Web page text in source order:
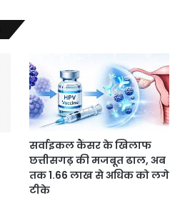
सर्वाइकल कैंसर के खिलाफ
छत्तीसगढ़ की मजबूत ढाल, अब
तक 1.66 लाख से अधिक को लगे
टीके